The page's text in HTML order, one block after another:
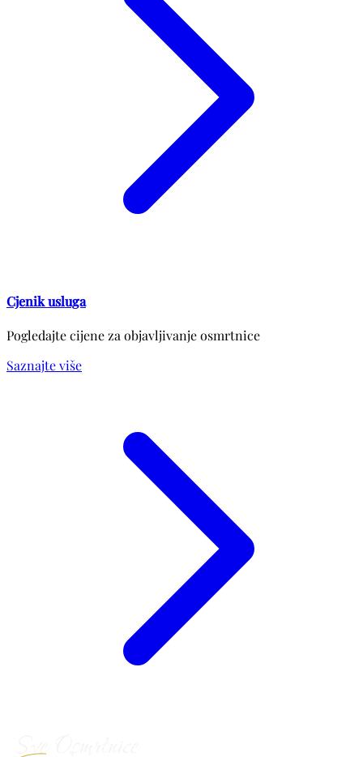
Cjenik usluga
Pogledajte cijene za objavljivanje osmrtnice
Saznajte više